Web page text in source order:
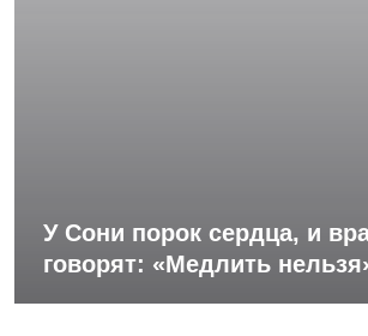
У Сони порок сердца, и
говорят: «Медлить